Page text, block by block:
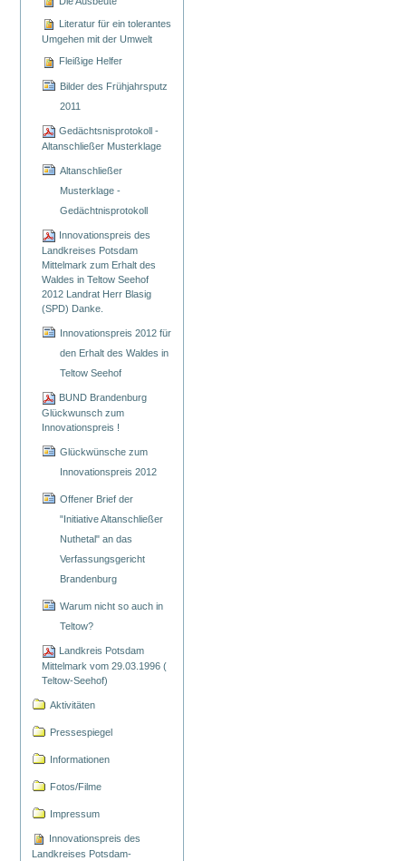
Literatur für ein tolerantes
Umgehen mit der Umwelt
Fleißige Helfer
Bilder des Frühjahrsputz
2011
Gedächtsnisprotokoll -
Altanschließer Musterklage
Altanschließer
Musterklage -
Gedächtnisprotokoll
Innovationspreis des
Landkreises Potsdam
Mittelmark zum Erhalt des
Waldes in Teltow Seehof
2012 Landrat Herr Blasig
(SPD) Danke.
Innovationspreis 2012 für
den Erhalt des Waldes in
Teltow Seehof
BUND Brandenburg
Glückwunsch zum
Innovationspreis !
Glückwünsche zum
Innovationspreis 2012
Offener Brief der
"Initiative Altanschließer
Nuthetal" an das
Verfassungsgericht
Brandenburg
Warum nicht so auch in
Teltow?
Landkreis Potsdam
Mittelmark vom 29.03.1996 (
Teltow-Seehof)
Aktivitäten
Pressespiegel
Informationen
Fotos/Filme
Impressum
Innovationspreis des
Landkreises Potsdam-